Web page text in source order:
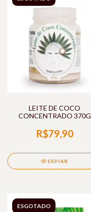
LEITE DE COCO
CONCENTRADO 370G
R$79,90
ESPIAR
ESGOTADO